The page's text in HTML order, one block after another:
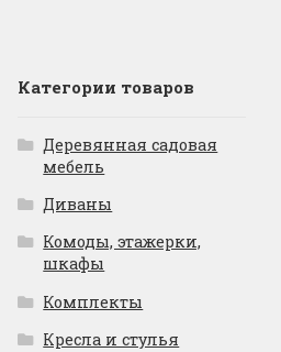
Категории товаров
Деревянная садовая
мебель
Диваны
Комоды, этажерки,
шкафы
Комплекты
Кресла и стулья